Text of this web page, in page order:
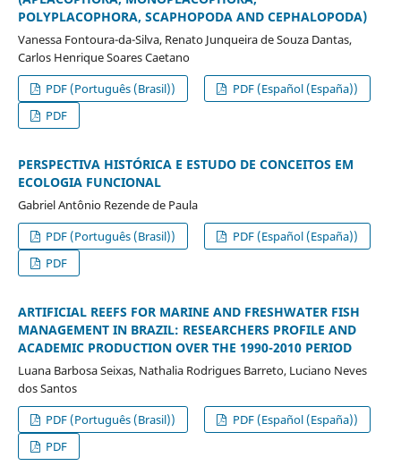
POLYPLACOPHORA, SCAPHOPODA AND CEPHALOPODA)
Vanessa Fontoura-da-Silva, Renato Junqueira de Souza Dantas,
Carlos Henrique Soares Caetano
PDF (Português (Brasil))
PDF (Español (España))
PDF
PERSPECTIVA HISTÓRICA E ESTUDO DE CONCEITOS EM
ECOLOGIA FUNCIONAL
Gabriel Antônio Rezende de Paula
PDF (Português (Brasil))
PDF (Español (España))
PDF
ARTIFICIAL REEFS FOR MARINE AND FRESHWATER FISH
MANAGEMENT IN BRAZIL: RESEARCHERS PROFILE AND
ACADEMIC PRODUCTION OVER THE 1990-2010 PERIOD
Luana Barbosa Seixas, Nathalia Rodrigues Barreto, Luciano Neves
dos Santos
PDF (Português (Brasil))
PDF (Español (España))
PDF